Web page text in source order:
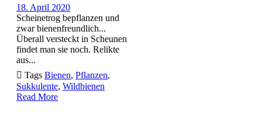
18. April 2020
Scheinetrog bepflanzen und
zwar bienenfreundlich...
Überall versteckt in Scheunen
findet man sie noch. Relikte
aus...
 Tags Bienen, Pflanzen,
Sukkulente, Wildbienen
Read More